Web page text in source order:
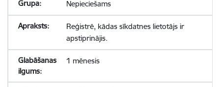
Nepieciešams
Reģistrē, kādas sīkdatnes lietotājs ir
apstiprinājis.
1 mēnesis